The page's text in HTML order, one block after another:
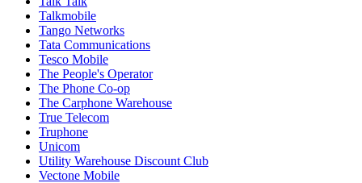
Talkmobile
Tango Networks
Tata Communications
Tesco Mobile
The People's Operator
The Phone Co-op
The Carphone Warehouse
True Telecom
Truphone
Unicom
Utility Warehouse Discount Club
Vectone Mobile